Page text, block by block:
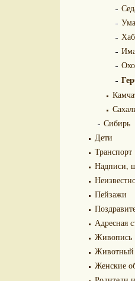
Сибирь
Дети
Транспорт
Надписи,
Пейзажи
Адресная
Живопись
Женские